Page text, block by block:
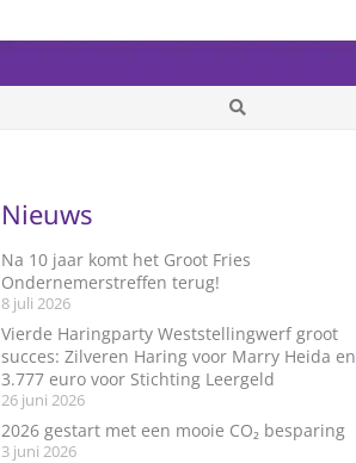
Nieuws
Na 10 jaar komt het Groot Fries
Ondernemerstreffen terug!
8 juli 2026
Vierde Haringparty Weststellingwerf groot
succes: Zilveren Haring voor Marry Heida en
3.777 euro voor Stichting Leergeld
26 juni 2026
2026 gestart met een mooie CO₂ besparing
3 juni 2026